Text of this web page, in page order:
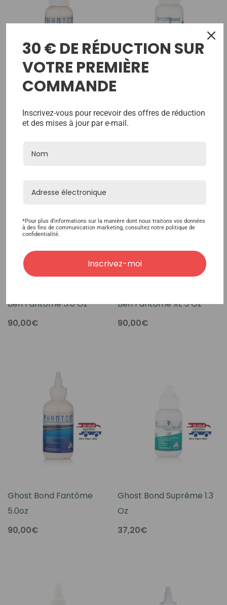
1.3oz
28,80€
Lien Fantôme 5.0 Oz
90,00€
Lien Fantôme XL 5 Oz
90,00€
Ghost Bond Fantôme
5.0oz
90,00€
Ghost Bond Suprême 1.3
Oz
37,20€
30 € DE RÉDUCTION SUR
VOTRE PREMIÈRE
COMMANDE
Inscrivez-vous pour recevoir des offres de réduction
et des mises à jour par e-mail.
*Pour plus d'informations sur la manière dont nous traitons vos données
à des fins de communication marketing, consultez notre politique de
confidentialité.
Inscrivez-moi